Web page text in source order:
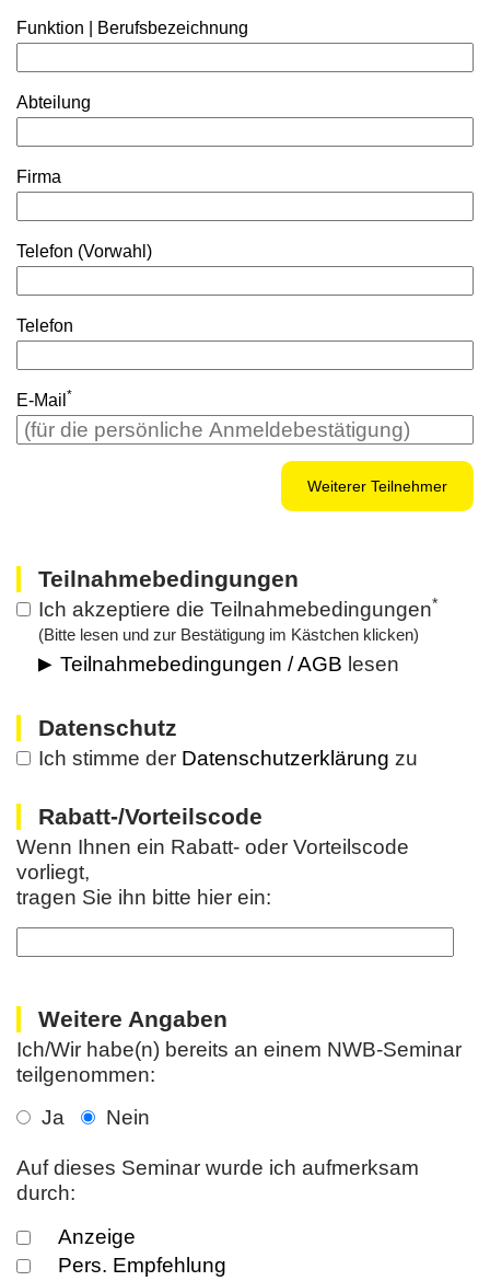
Funktion | Berufsbezeichnung
Abteilung
Firma
Telefon (Vorwahl)
Telefon
E-Mail *
Teilnahmebedingungen
Ich akzeptiere die Teilnahmebedingungen*
(Bitte lesen und zur Bestätigung im Kästchen klicken)
Teilnahmebedingungen / AGB lesen
Datenschutz
Ich stimme der Datenschutzerklärung zu
Rabatt-/Vorteilscode
Wenn Ihnen ein Rabatt- oder Vorteilscode
vorliegt,
tragen Sie ihn bitte hier ein:
Weitere Angaben
Ich/Wir habe(n) bereits an einem NWB-Seminar
teilgenommen:
Ja
Nein
Auf dieses Seminar wurde ich aufmerksam
durch:
Anzeige
Pers. Empfehlung